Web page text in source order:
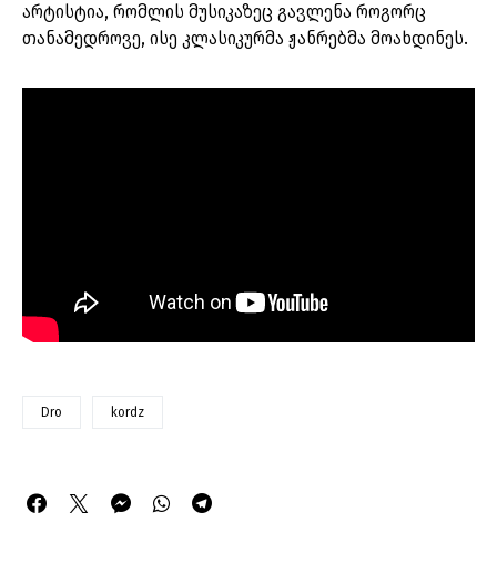
არტისტია, რომლის მუსიკაზეც გავლენა როგორც
თანამედროვე, ისე კლასიკურმა ჟანრებმა მოახდინეს.
Dro kordz